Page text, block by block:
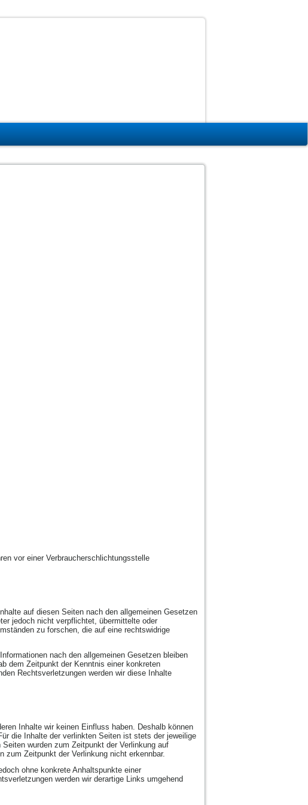
vor einer Verbraucherschlichtungsstelle
auf diesen Seiten nach den allgemeinen Gesetzen
jedoch nicht verpflichtet, übermittelte oder
zu forschen, die auf eine rechtswidrige
nach den allgemeinen Gesetzen bleiben
dem Zeitpunkt der Kenntnis einer konkreten
Rechtsverletzungen werden wir diese Inhalte
Inhalte wir keinen Einfluss haben. Deshalb können
die Inhalte der verlinkten Seiten ist stets der jeweilige
wurden zum Zeitpunkt der Verlinkung auf
zum Zeitpunkt der Verlinkung nicht erkennbar.
ohne konkrete Anhaltspunkte einer
werden wir derartige Links umgehend